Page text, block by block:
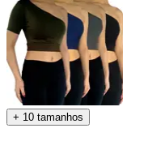
+ 10 tamanhos